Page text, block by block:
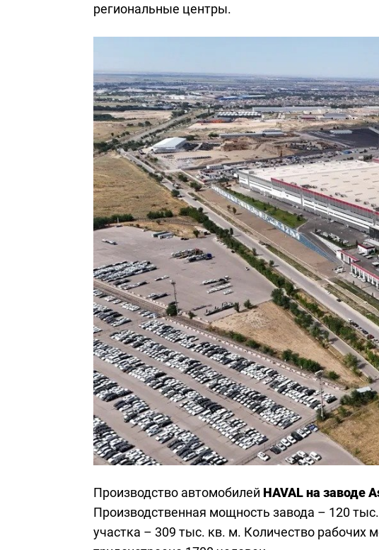
региональные центры.
Производство автомобилей HAVAL на заводе
Производственная мощность завода – 120
участка – 309 тыс. кв. м. Количество рабочих